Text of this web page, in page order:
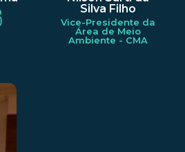
Silva Filho
Vice-Presidente da
Área de Meio
Ambiente - CMA